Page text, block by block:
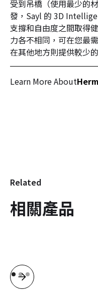
受到吊橋（使用最少的
發，Sayl 的 3D
支撐和自由度之間取得
力各不相同，可在您最
在其他地方則提供較少
Learn More About
Related
相關產品